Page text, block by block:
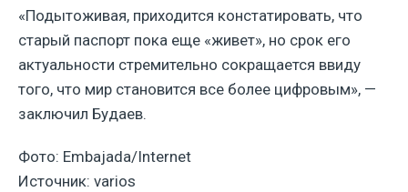
«Подытоживая, приходится констатировать, что
старый паспорт пока еще «живет», но срок его
актуальности стремительно сокращается ввиду
того, что мир становится все более цифровым», —
заключил Будаев.
Фото: Embajada/Internet
Источник: varios